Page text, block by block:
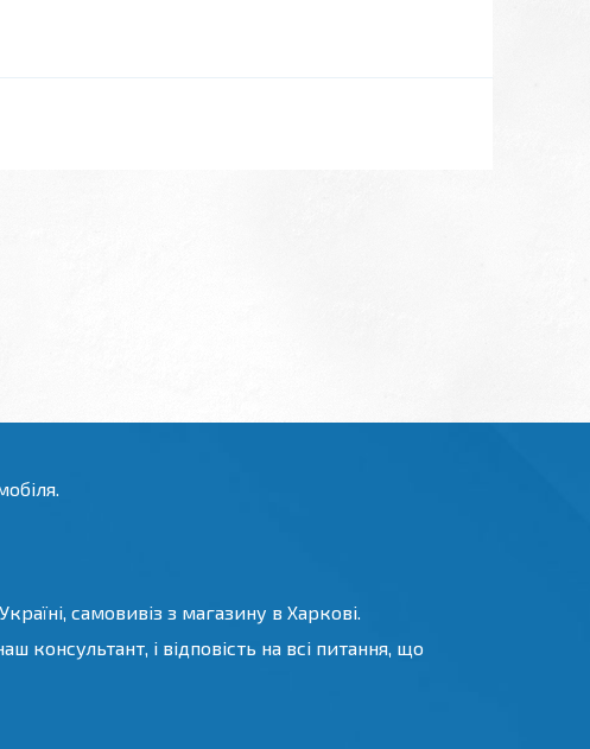
самовивіз з магазину в Харкові.
і відповість на всі питання, що